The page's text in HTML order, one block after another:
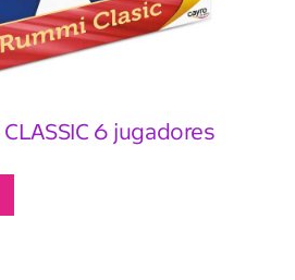
CLASSIC 6 jugadores